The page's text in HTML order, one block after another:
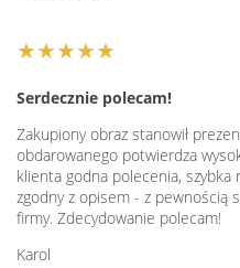
★★★★★
Serdecznie polecam!
Zakupiony obraz stanowił
obdarowanego potwierdza
klienta godna polecenia,
zgodny z opisem - z pewnością
firmy. Zdecydowanie polecam!
Karol